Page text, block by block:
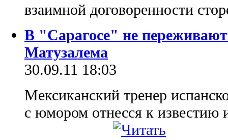
взаимной договоренности
В "Сарагосе" не переживают
Матузалема
30.09.11 18:03
Мексиканский тренер
с юмором отнесся к